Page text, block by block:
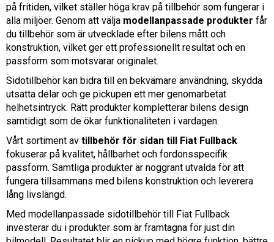
på fritiden, vilket ställer höga krav på tillbehör som fungerar i
alla miljöer. Genom att välja modellanpassade produkter får
du tillbehör som är utvecklade efter bilens mått och
konstruktion, vilket ger ett professionellt resultat och en
passform som motsvarar originalet.
Sidotillbehör kan bidra till en bekvämare användning, skydda
utsatta delar och ge pickupen ett mer genomarbetat
helhetsintryck. Rätt produkter kompletterar bilens design
samtidigt som de ökar funktionaliteten i vardagen.
Vårt sortiment av tillbehör för sidan till Fiat Fullback
fokuserar på kvalitet, hållbarhet och fordonsspecifik
passform. Samtliga produkter är noggrant utvalda för att
fungera tillsammans med bilens konstruktion och leverera
lång livslängd.
Med modellanpassade sidotillbehör till Fiat Fullback
investerar du i produkter som är framtagna för just din